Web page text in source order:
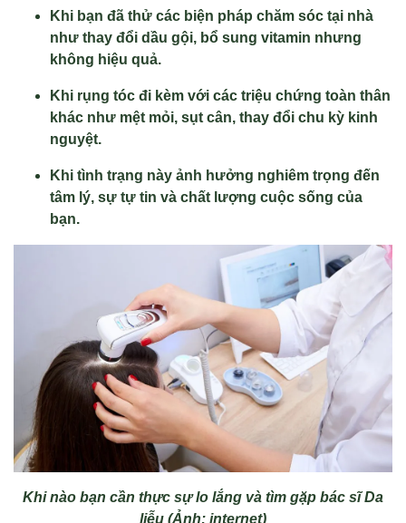
Khi bạn đã thử các biện pháp chăm sóc tại nhà
như thay đổi dầu gội, bổ sung vitamin nhưng
không hiệu quả.
Khi rụng tóc đi kèm với các triệu chứng toàn thân
khác như mệt mỏi, sụt cân, thay đổi chu kỳ kinh
nguyệt.
Khi tình trạng này ảnh hưởng nghiêm trọng đến
tâm lý, sự tự tin và chất lượng cuộc sống của
bạn.
Khi nào bạn cần thực sự lo lắng và tìm gặp bác sĩ Da
liễu (Ảnh: internet)